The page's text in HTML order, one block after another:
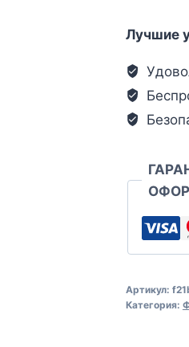
Лучшие
Артикул:
Категория: